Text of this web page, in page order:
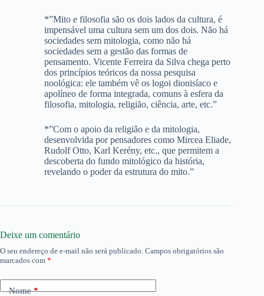
*”Mito e filosofia são os dois lados da cultura, é
impensável uma cultura sem um dos dois. Não há
sociedades sem mitologia, como não há
sociedades sem a gestão das formas de
pensamento. Vicente Ferreira da Silva chega perto
dos princípios teóricos da nossa pesquisa
noológica: ele também vê os logoi dionisíaco e
apolíneo de forma integrada, comuns à esfera da
filosofia, mitologia, religião, ciência, arte, etc.”
*”Com o apoio da religião e da mitologia,
desenvolvida por pensadores como Mircea Eliade,
Rudolf Otto, Karl Kerény, etc., que permitem a
descoberta do fundo mitológico da história,
revelando o poder da estrutura do mito.”
Deixe um comentário
O seu endereço de e-mail não será publicado. Campos obrigatórios são
marcados com *
Nome*